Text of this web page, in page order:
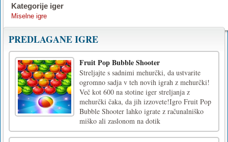
Kategorije iger
Miselne igre
PREDLAGANE IGRE
Fruit Pop Bubble Shooter
Streljajte s sadnimi mehurčki, da ustvarite
ogromno sadja v teh novih igrah z mehurčki!
Več kot 600 na stotine iger streljanja z
mehurčki čaka, da jih izzovete!Igro Fruit Pop
Bubble Shooter lahko igrate z računalniško
miško ali zaslonom na dotik